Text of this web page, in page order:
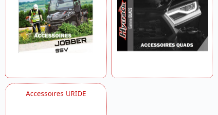
Accessoires URIDE